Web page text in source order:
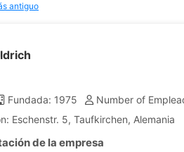
antiguo
Fundada: 1975 Number of
Eschenstr. 5, Taufkirchen, Alemania
de la empresa